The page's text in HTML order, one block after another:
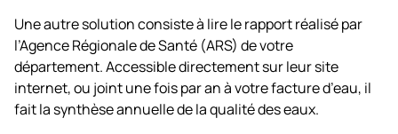
Une autre solution consiste à lire le rapport réalisé par
l’Agence Régionale de Santé (ARS) de votre
département. Accessible directement sur leur site
internet, ou joint une fois par an à votre facture d’eau, il
fait la synthèse annuelle de la qualité des eaux.